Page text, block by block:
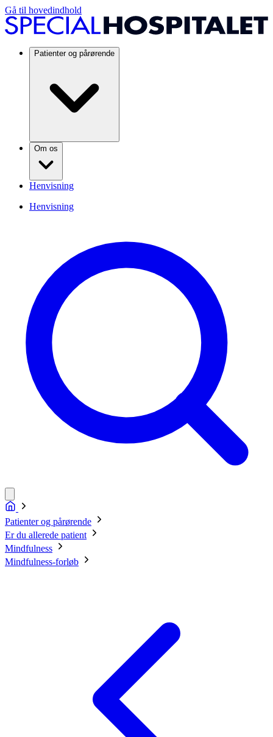
Gå til hovedindhold
Patienter og pårørende
Om os
Henvisning
Henvisning
Patienter og pårørende
Er du allerede patient
Mindfulness
Mindfulness-forløb